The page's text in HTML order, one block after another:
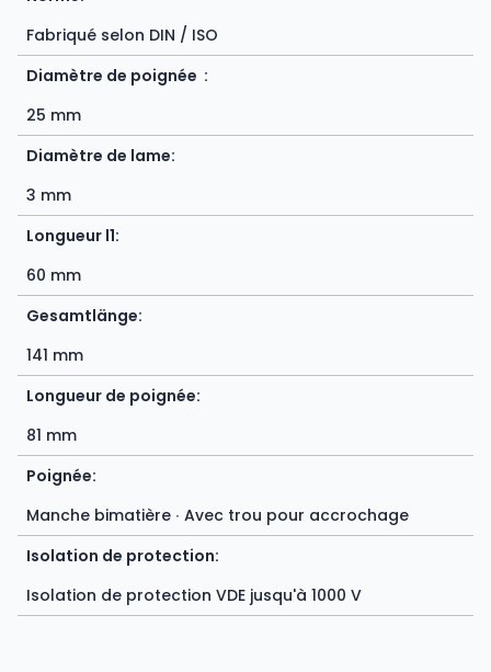
Fabriqué selon DIN / ISO
Diamètre de poignée :
25 mm
Diamètre de lame:
3 mm
Longueur l1:
60 mm
Gesamtlänge:
141 mm
Longueur de poignée:
81 mm
Poignée:
Manche bimatière ∙ Avec trou pour accrochage
Isolation de protection:
Isolation de protection VDE jusqu'à 1000 V